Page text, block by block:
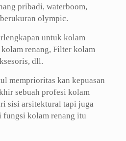
pribadi, waterboom,
olympic.
untuk kolam
renang, Filter kolam
dll.
memprioritas kan kepuasan
sebuah profesi kolam
sisi arsitektural tapi juga
fungsi kolam renang itu